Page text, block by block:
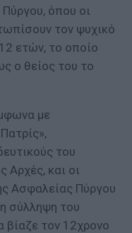
όπου οι
τον ψυχικό
ετών, το οποίο
ο θείος του το
με
του
Αρχές, και οι
Ασφαλείας Πύργου
σύλληψη του
βίαζε τον 12χρονο